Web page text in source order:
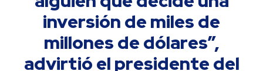
inversión de miles de
millones de dólares”,
advirtió el presidente del